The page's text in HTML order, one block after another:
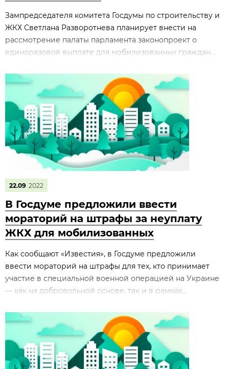
Зампредседателя комитета Госдумы по строительству и
ЖКХ Светлана Разворотнева планирует внести на
рассмотрение палаты парламента законопроект о
единоразовой выплате для мобилизованных граждан...
22.09 2022
В Госдуме предложили ввести
мораторий на штрафы за неуплату
ЖКХ для мобилизованных
Как сообщают «Известия», в Госдуме предложили
ввести мораторий на штрафы для тех, кто принимает
участие в специальной военной операцией на Украине
— как на добровольной основе, так и в рамках...